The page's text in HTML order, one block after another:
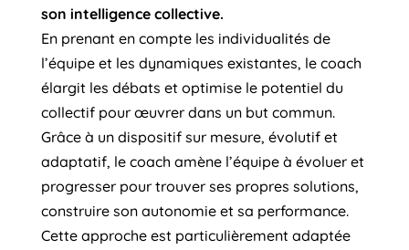
son intelligence collective.
En prenant en compte les individualités de
l’équipe et les dynamiques existantes, le coach
élargit les débats et optimise le potentiel du
collectif pour œuvrer dans un but commun.
Grâce à un dispositif sur mesure, évolutif et
adaptatif, le coach amène l’équipe à évoluer et
progresser pour trouver ses propres solutions,
construire son autonomie et sa performance.
Cette approche est particulièrement adaptée